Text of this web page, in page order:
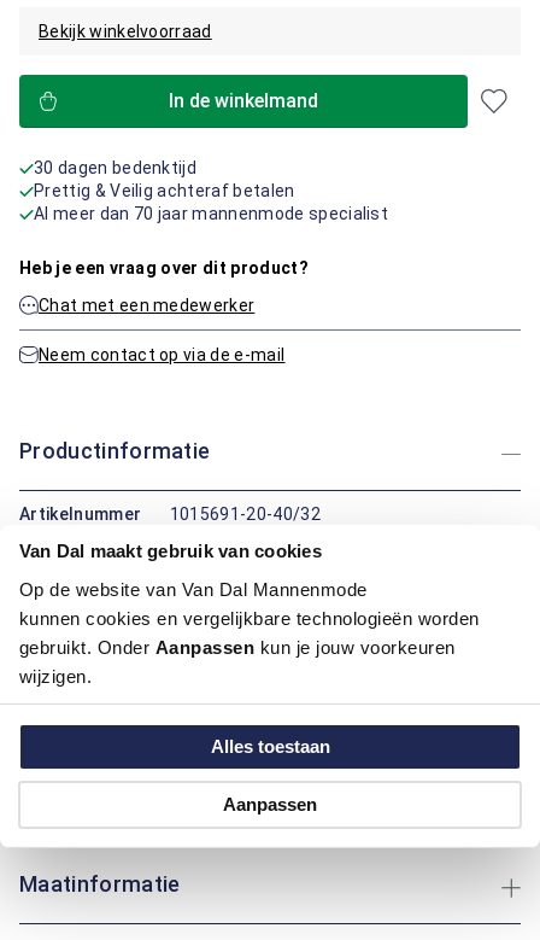
Van Dal maakt gebruik van cookies
Op de website van Van Dal Mannenmode
kunnen cookies en vergelijkbare technologieën worden
gebruikt. Onder Aanpassen kun je jouw voorkeuren
wijzigen.
Alles toestaan
Aanpassen
Bekijk winkelvoorraad
In de winkelmand
30 dagen bedenktijd
Prettig & Veilig achteraf betalen
Al meer dan 70 jaar mannenmode specialist
Heb je een vraag over dit product?
Chat met een medewerker
Neem contact op via de e-mail
Productinformatie
Artikelnummer
1015691-20-40/32
Kleur:
Blauw/Navy
Pasvorm:
Regular Fit
Deze 5-pocket van Bartlett Active combineert comfort met
een middenbruine of blauwe kleur, perfect voor dagelijks
terwijl de pasvorm zorgt voor een eigentijdse uitstraling.
Ideaal voor zowel casual als meer formele gelegenheden. Of
deze broek biedt je altijd een betrouwbare en stijlvolle keuze.
Maatinformatie